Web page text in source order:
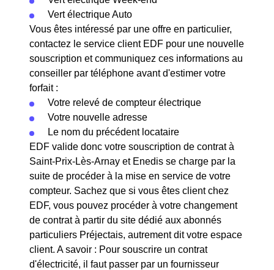
Vert électrique Auto
Vous êtes intéressé par une offre en particulier,
contactez le service client EDF pour une nouvelle
souscription et communiquez ces informations au
conseiller par téléphone avant d'estimer votre
forfait :
Votre relevé de compteur électrique
Votre nouvelle adresse
Le nom du précédent locataire
EDF valide donc votre souscription de contrat à
Saint-Prix-Lès-Arnay et Enedis se charge par la
suite de procéder à la mise en service de votre
compteur. Sachez que si vous êtes client chez
EDF, vous pouvez procéder à votre changement
de contrat à partir du site dédié aux abonnés
particuliers Préjectais, autrement dit votre espace
client. A savoir : Pour souscrire un contrat
d'électricité, il faut passer par un fournisseur